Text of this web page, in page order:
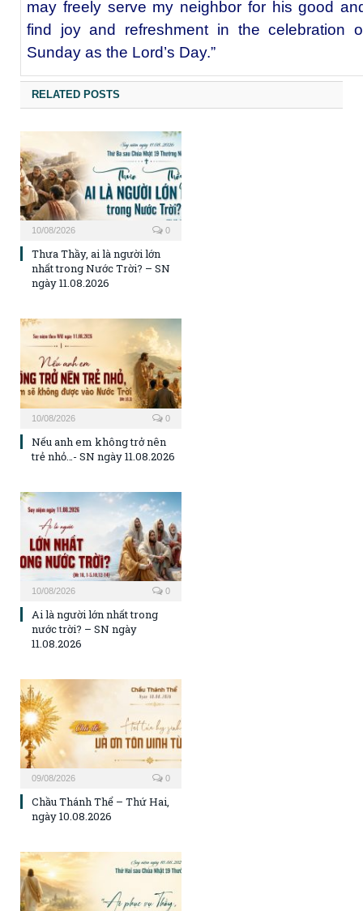
may freely serve my neighbor for his good
find joy and refreshment in the celebration
Sunday as the Lord’s Day.”
RELATED POSTS
10/08/2026 0
Thưa Thầy, ai là người lớn
nhất trong Nước Trời? – SN
ngày 11.08.2026
10/08/2026 0
Nếu anh em không trở nên
trẻ nhỏ…- SN ngày 11.08.2026
10/08/2026 0
Ai là người lớn nhất trong
nước trời? – SN ngày
11.08.2026
09/08/2026 0
Chầu Thánh Thể – Thứ Hai,
ngày 10.08.2026